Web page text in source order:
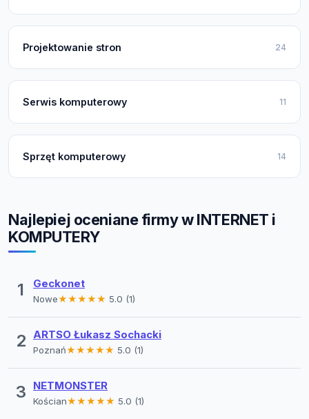
Projektowanie stron 24
Serwis komputerowy 11
Sprzęt komputerowy 14
Najlepiej oceniane firmy w INTERNET i
KOMPUTERY
1 Geckonet
Nowe★★★★★ 5.0 (1)
2 ARTSO Łukasz Sochacki
Poznań★★★★★ 5.0 (1)
3 NETMONSTER
Kościan★★★★★ 5.0 (1)